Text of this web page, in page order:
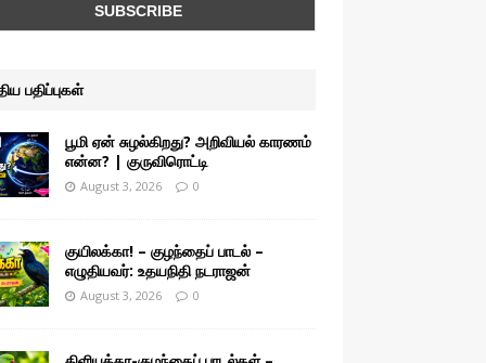
பதிப்புகள்
பூமி ஏன் சுழல்கிறது? அறிவியல் காரணம்
என்ன? | குருவிரொட்டி
August 3, 2026 0
குயிலக்கா! – குழந்தைப் பாடல் –
எழுதியவர்: உதயநிதி நடராஜன்
August 3, 2026 0